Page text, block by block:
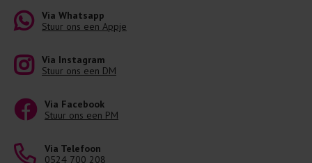
Via Whatsapp
Stuur ons een Appje
Via Instagram
Stuur ons een DM
Via Facebook
Stuur ons een PM
Via Telefoon
0524 700 208